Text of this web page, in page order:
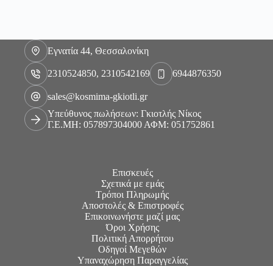
Εγνατία 44, Θεσσαλονίκη
2310524850, 2310542169 6944876350
sales@kosmima-gkiotli.gr
Υπεύθυνος πωλήσεων: Γκιοτλής Νίκος
Γ.Ε.ΜΗ: 057897304000 ΑΦΜ: 051752861
Επισκευές
Σχετικά με εμάς
Τρόποι Πληρωμής
Αποστολές & Επιστροφές
Επικοινωνήστε μαζί μας
Όροι Χρήσης
Πολιτική Απορρήτου
Οδηγοί Μεγεθών
Υπαναχώρηση Παραγγελίας